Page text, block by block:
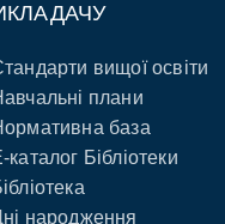
вищої освіти
плани
база
каталог Бібліотеки
народження